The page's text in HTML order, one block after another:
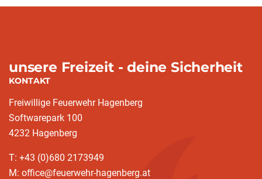
unsere Freizeit - deine Sicherheit
KONTAKT
Freiwillige Feuerwehr Hagenberg
Softwarepark 100
4232 Hagenberg
T: +43 (0)680 2173949
M: office@feuerwehr-hagenberg.at